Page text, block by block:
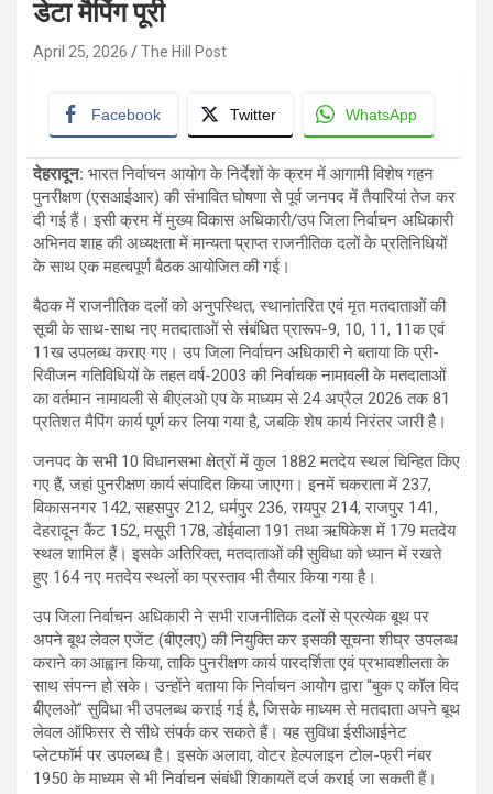
डेटा मैपिंग पूरी
April 25, 2026 The Hill Post
Facebook Twitter WhatsApp
देहरादून: भारत निर्वाचन आयोग के निर्देशों के क्रम में आगामी विशेष गहन
पुनरीक्षण (एसआईआर) की संभावित घोषणा से पूर्व जनपद में तैयारियां तेज कर
दी गई हैं। इसी क्रम में मुख्य विकास अधिकारी/उप जिला निर्वाचन अधिकारी
अभिनव शाह की अध्यक्षता में मान्यता प्राप्त राजनीतिक दलों के प्रतिनिधियों
के साथ एक महत्वपूर्ण बैठक आयोजित की गई।
बैठक में राजनीतिक दलों को अनुपस्थित, स्थानांतरित एवं मृत मतदाताओं की
सूची के साथ-साथ नए मतदाताओं से संबंधित प्रारूप-9, 10, 11, 11क एवं
11ख उपलब्ध कराए गए। उप जिला निर्वाचन अधिकारी ने बताया कि प्री-
रिवीजन गतिविधियों के तहत वर्ष-2003 की निर्वाचक नामावली के मतदाताओं
का वर्तमान नामावली से बीएलओ एप के माध्यम से 24 अप्रैल 2026 तक 81
प्रतिशत मैपिंग कार्य पूर्ण कर लिया गया है, जबकि शेष कार्य निरंतर जारी है।
जनपद के सभी 10 विधानसभा क्षेत्रों में कुल 1882 मतदेय स्थल चिन्हित किए
गए हैं, जहां पुनरीक्षण कार्य संपादित किया जाएगा। इनमें चकराता में 237,
विकासनगर 142, सहसपुर 212, धर्मपुर 236, रायपुर 214, राजपुर 141,
देहरादून कैंट 152, मसूरी 178, डोईवाला 191 तथा ऋषिकेश में 179 मतदेय
स्थल शामिल हैं। इसके अतिरिक्त, मतदाताओं की सुविधा को ध्यान में रखते
हुए 164 नए मतदेय स्थलों का प्रस्ताव भी तैयार किया गया है।
उप जिला निर्वाचन अधिकारी ने सभी राजनीतिक दलों से प्रत्येक बूथ पर
अपने बूथ लेवल एजेंट (बीएलए) की नियुक्ति कर इसकी सूचना शीघ्र उपलब्ध
कराने का आह्वान किया, ताकि पुनरीक्षण कार्य पारदर्शिता एवं प्रभावशीलता के
साथ संपन्न हो सके। उन्होंने बताया कि निर्वाचन आयोग द्वारा “बुक ए कॉल विद
बीएलओ” सुविधा भी उपलब्ध कराई गई है, जिसके माध्यम से मतदाता अपने बूथ
लेवल ऑफिसर से सीधे संपर्क कर सकते हैं। यह सुविधा ईसीआईनेट
प्लेटफॉर्म पर उपलब्ध है। इसके अलावा, वोटर हेल्पलाइन टोल-फ्री नंबर
1950 के माध्यम से भी निर्वाचन संबंधी शिकायतें दर्ज कराई जा सकती हैं।